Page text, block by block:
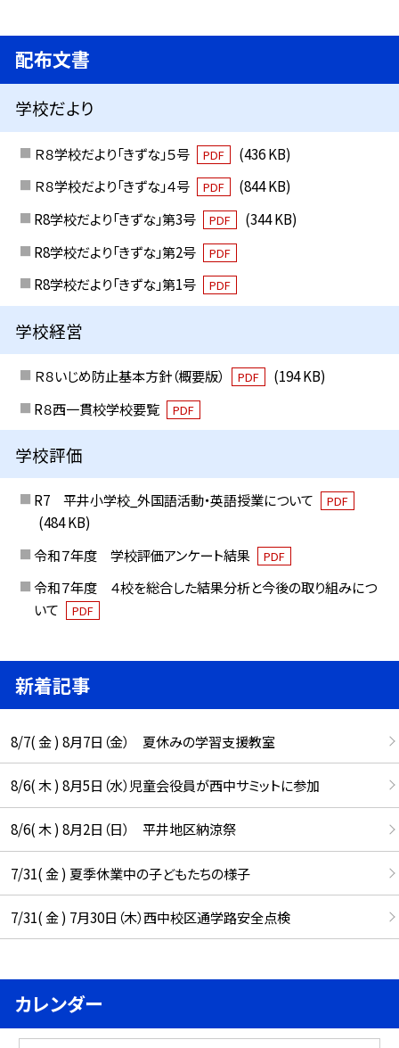
配布文書
学校だより
Ｒ８学校だより「きずな」５号 PDF
(436 KB)
Ｒ８学校だより「きずな」４号
PDF
(844 KB)
R8学校だより「きずな」第3号
PDF
(344 KB)
R8学校だより「きずな」第2号
PDF
R8学校だより「きずな」第1号 PDF
学校経営
Ｒ８いじめ防止基本方針（概要版） PDF
(194 KB)
R８西一貫校学校要覧
PDF
学校評価
R7 平井小学校_外国語活動・英語授業について PDF
(484 KB)
令和７年度 学校評価アンケート結果
PDF
令和７年度 ４校を総合した結果分析と今後の取り組みにつ
いて
PDF
新着記事
8/7( 金 ) 8月7日（金） 夏休みの学習支援教室
8/6( 木 ) 8月5日（水）児童会役員が西中サミットに参加
8/6( 木 ) 8月2日（日） 平井地区納涼祭
7/31( 金 ) 夏季休業中の子どもたちの様子
7/31( 金 ) 7月30日（木）西中校区通学路安全点検
カレンダー